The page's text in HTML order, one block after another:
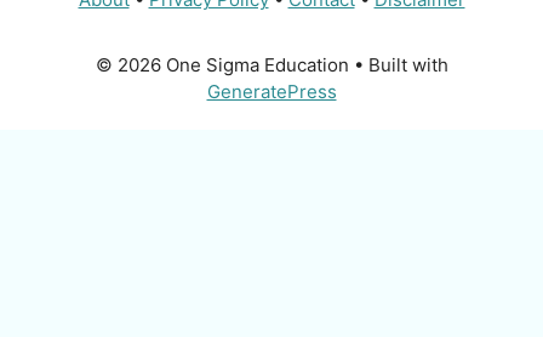
© 2026 One Sigma Education • Built with
GeneratePress